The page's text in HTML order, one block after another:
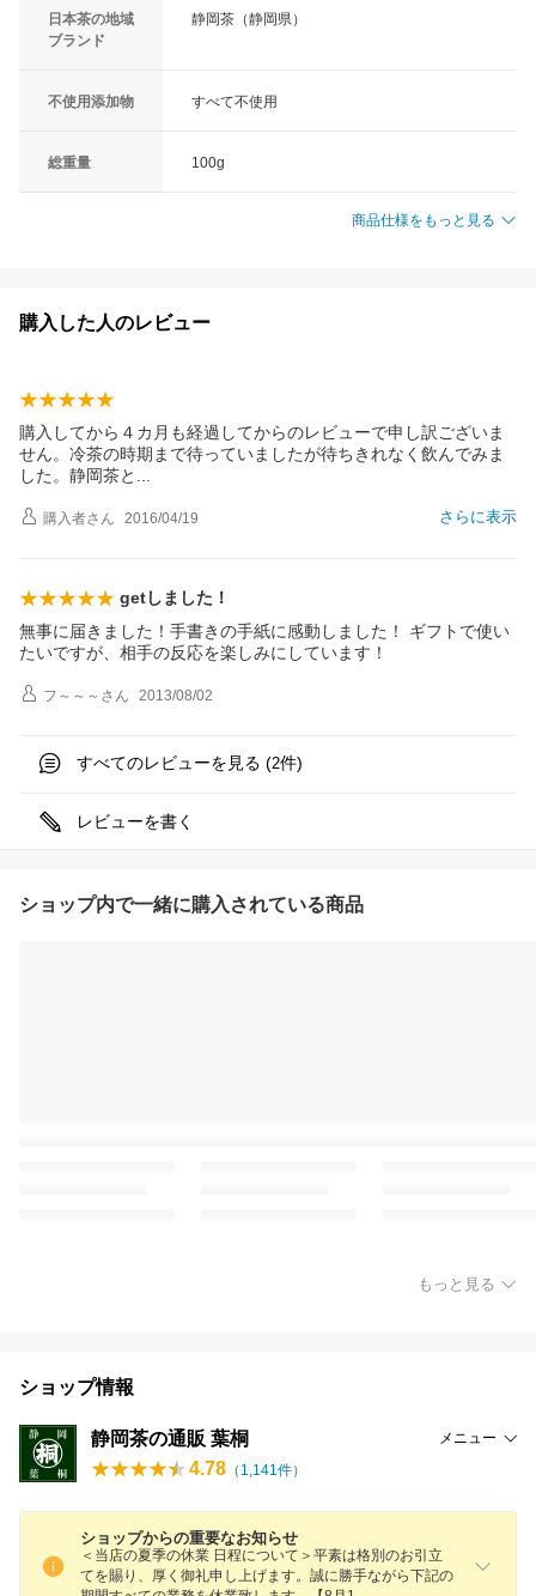
日本茶の地域
ブランド
静岡茶（静岡県）
不使用添加物 すべて不使用
総重量 100g
商品仕様をもっと見る
購入した人のレビュー
購入してから４カ月も経過してからのレビューで申し訳ございま
せん。冷茶の時期まで待っていましたが待ちきれなく飲んでみま
した。静岡茶と
さらに表示
購入者さん 2016/04/19
getしました！
無事に届きました！手書きの手紙に感動しました！ ギフトで使い
たいですが、相手の反応を楽しみにしています！
フ～～～ さん 2013/08/02
すべてのレビューを見る (2件)
レビューを書く
ショップ内で一緒に購入されている商品
もっと見る
ショップ情報
静岡茶の通販 葉桐 メニュー
4.78 （ 1,141 件）
ショップからの重要なお知らせ
＜当店の夏季の休業 日程について＞平素は格別のお引立
てを賜り、厚く御礼申し上げます。誠に勝手ながら下記の